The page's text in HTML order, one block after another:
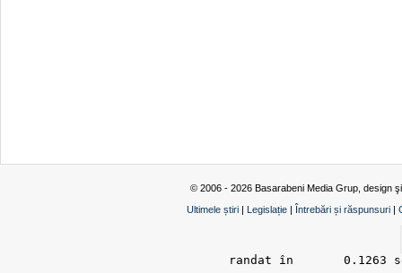
© 2006 - 2026 Basarabeni Media Grup, design
Ultimele știri | Legislație | Întrebări și răspunsuri |
randat în